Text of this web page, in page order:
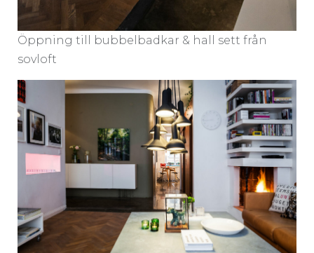
Öppning till bubbelbadkar & hall sett från
sovloft